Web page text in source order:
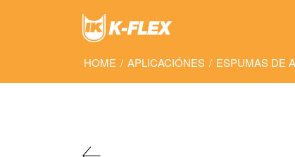
HOME / APLICACIÓNES / ESPUMAS DE